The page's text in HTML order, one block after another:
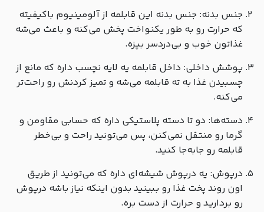
جنس بدنه: جنس بدنه این قابلمه از آلومینیوم باکیفیته
که حرارت رو به طور یکنواخت پخش می‌کنه و باعث می‌شه
غذاتون خوب و بی‌دردسر بپزه.
پوشش داخلی: داخل قابلمه یه لایه نچسب داره که مانع از
چسبیدن غذا به ته قابلمه می‌شه و تمیز کردنش رو راحت‌تر
می‌کنه.
دسته‌ها: دو تا دسته پلاستیکی داره که حسابی مقاومن و
گرما رو منتقل نمی‌کنن، پس می‌تونید راحت و بی‌خطر
قابلمه رو جابه‌جا کنید.
درپوش: یه درپوش شیشه‌ای داره که می‌تونید از طریق
اون روند پخت غذا رو ببینید بدون اینکه نیاز باشه درپوش
رو بردارید و حرارت از دست بره.